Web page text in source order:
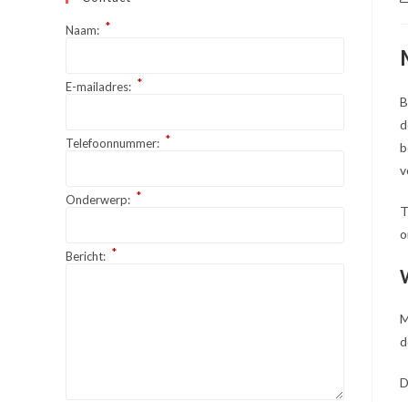
Naam: *
E-mailadres: *
Telefoonnummer: *
Onderwerp: *
Bericht: *